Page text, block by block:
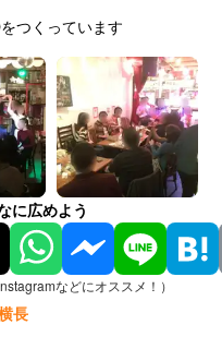
つくっています
に広めよう
Instagramなどにオススメ！）
長